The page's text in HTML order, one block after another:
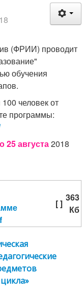
(ФРИИ) проводит
обучения
человек от
программы:
25 августа2018
[ ]
363
Кб